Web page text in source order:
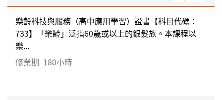
樂齡科技與服務（高中應用學習）證書【科目代碼：
733】「樂齡」泛指60歲或以上的銀髮族。本課程以
樂...
修業期 180小時